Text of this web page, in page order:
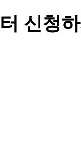
신청